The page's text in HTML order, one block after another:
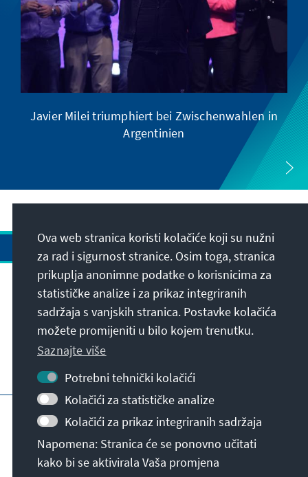
Javier Milei triumphiert bei Zwischenwahlen in
Argentinien
Adresa
Kontakt
Posjetite također
Početna stranica KAS-a
Zaštita podataka
Uvjeti korištenja
Declaration on accessibility
prijavna prepreka
© Konrad-Adenauer-Stiftung e.V. 2026
Ova web stranica koristi kolačiće koji su nužni
za rad i sigurnost stranice. Osim toga, stranica
prikuplja anonimne podatke o korisnicima za
statističke analize i za prikaz integriranih
sadržaja s vanjskih stranica. Postavke kolačića
možete promijeniti u bilo kojem trenutku.
Saznajte više
Potrebni tehnički kolačići
Kolačići za statističke analize
Kolačići za prikaz integriranih sadržaja
Napomena: Stranica će se ponovno učitati
kako bi se aktivirala Vaša promjena